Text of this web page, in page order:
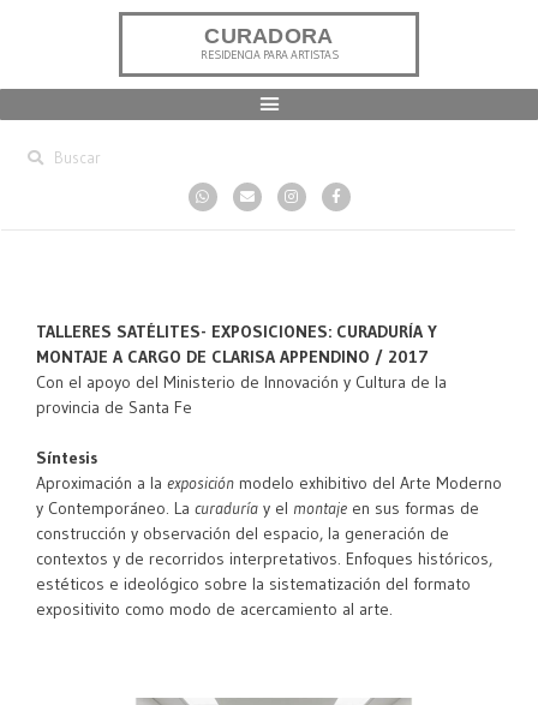
CURADORA
RESIDENCIA PARA ARTISTAS
TALLERES SATÉLITES- EXPOSICIONES: CURADURÍA Y
MONTAJE A CARGO DE CLARISA APPENDINO / 2017
Con el apoyo del Ministerio de Innovación y Cultura de la
provincia de Santa Fe
Síntesis
Aproximación a la exposición modelo exhibitivo del Arte Moderno
y Contemporáneo. La curaduría y el montaje en sus formas de
construcción y observación del espacio, la generación de
contextos y de recorridos interpretativos. Enfoques históricos,
estéticos e ideológico sobre la sistematización del formato
expositivito como modo de acercamiento al arte.